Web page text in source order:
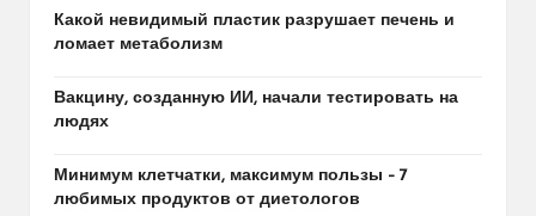
Какой невидимый пластик разрушает печень и
ломает метаболизм
Вакцину, созданную ИИ, начали тестировать на
людях
Минимум клетчатки, максимум пользы – 7
любимых продуктов от диетологов